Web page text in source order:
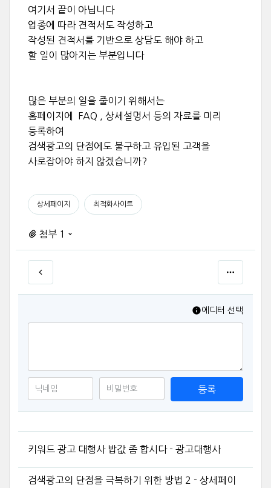
여기서 끝이 아닙니다
업종에 따라 견적서도 작성하고
작성된 견적서를 기반으로 상담도 해야 하고
할 일이 많아지는 부분입니다
많은 부분의 일을 줄이기 위해서는
홈페이지에 FAQ , 상세설명서 등의 자료를 미리
등록하여
검색광고의 단점에도 불구하고 유입된 고객을
사로잡아야 하지 않겠습니까?
상세페이지 최적화사이트
첨부 1
에디터 선택
등록
키워드 광고 대행사 밥값 좀 합시다 - 광고대행사
검색광고의 단점을 극복하기 위한 방법 2 - 상세페이